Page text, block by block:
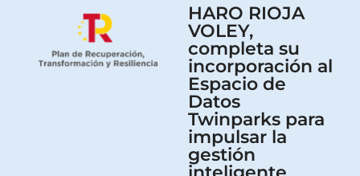
HARO RIOJA
VOLEY,
completa su
incorporación al
Espacio de
Datos
Twinparks para
impulsar la
gestión